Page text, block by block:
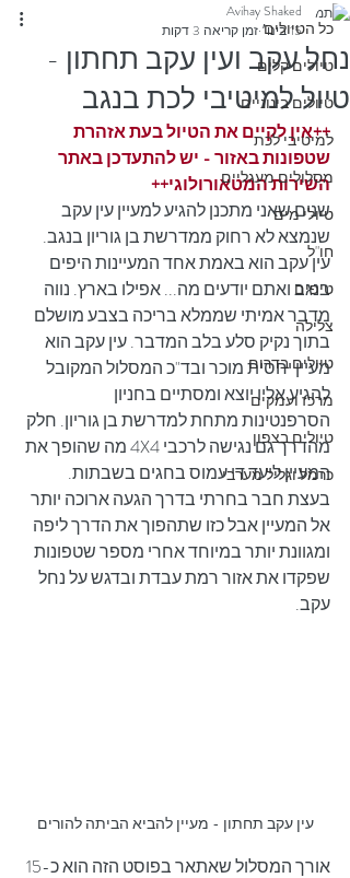
כל הטיולים
טיולים קלים
טיולים בינוניים
למיטיבי לכת
מסלולים מעגליים
טיולי מים
חו"ל
טיפים
צלילה
טיולים בדרום
מרכז ועמקים
טיולים בצפון
כרמל וגליל מערבי
נחל עקב ועין עקב תחתון -
טיול למיטיבי לכת בנגב
Avihay Shaked
15 בינו׳
זמן קריאה 3 דקות
++אין לקיים את הטיול בעת אזהרת
שטפונות באזור - יש להתעדכן באתר
השירות המטאורולוגי++
שנים שאני מתכנן להגיע למעיין עין עקב
שנמצא לא רחוק ממדרשת בן גוריון בנגב.
עין עקב הוא באמת אחד המעיינות היפים
בנגב ואתם יודעים מה... אפילו בארץ. נווה
מדבר אמיתי שממלא בריכה בצבע מושלם
בתוך נקיק סלע בלב המדבר. עין עקב הוא
מעיין יחסית מוכר ובד"כ המסלול המקובל
להגיע אליו יוצא ומסתיים בחניון
הסרפנטינות מתחת למדרשת בן גוריון. חלק
מהדרך גם נגישה לרכבי 4X4 מה שהופך את
המעיין ליעד די עמוס בחגים בשבתות.
בעצת חבר בחרתי בדרך הגעה ארוכה יותר
אל המעיין אבל כזו שתהפוך את הדרך ליפה
ומגוונת יותר במיוחד אחרי מספר שטפונות
שפקדו את אזור רמת עבדת ובדגש על נחל
עקב.
עין עקב תחתון - מעיין להביא הביתה להורים